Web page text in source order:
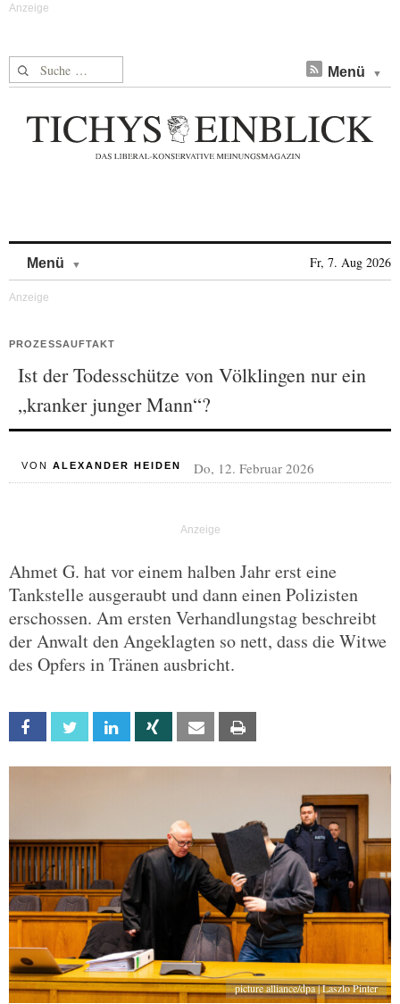
Suche nach: Menü
Menü Fr, 7. Aug 2026
PROZESSAUFTAKT
Ist der Todesschütze von Völklingen nur ein
„kranker junger Mann“?
VON ALEXANDER HEIDEN Do, 12. Februar 2026
Ahmet G. hat vor einem halben Jahr erst eine
Tankstelle ausgeraubt und dann einen Polizisten
erschossen. Am ersten Verhandlungstag beschreibt
der Anwalt den Angeklagten so nett, dass die Witwe
des Opfers in Tränen ausbricht.
Facebook Twitter Linkedin Xing Email
picture alliance/dpa | Laszlo Pinter